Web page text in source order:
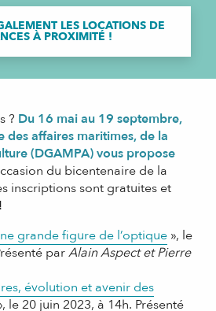
LES LOCATIONS DE
À PROXIMITÉ !
? Du 16 mai au 19 septembre,
des affaires maritimes, de la
(DGAMPA) vous propose
du bicentenaire de la
inscriptions sont gratuites et
grande figure de l’optique », le
parAlain Aspect et Pierre
évolution et avenir des
le 20 juin 2023, à 14h. Présenté